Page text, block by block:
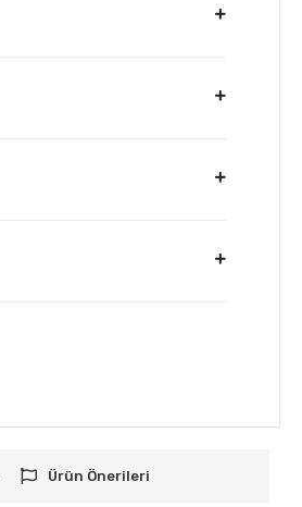
Ürün Önerileri